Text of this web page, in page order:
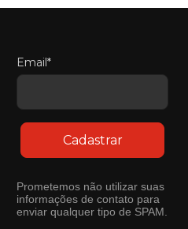
Email*
Cadastrar
Prometemos não utilizar suas
informações de contato para
enviar qualquer tipo de SPAM.